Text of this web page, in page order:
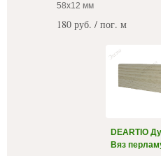
58х12 мм
180 руб. / пог. м
DEARTIO
Вяз